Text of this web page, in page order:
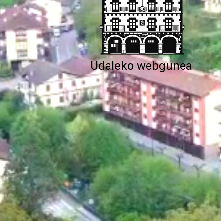
Udaleko webgunea